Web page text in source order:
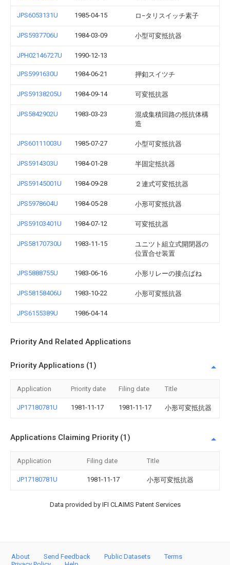
JPS6053131U 1985-04-15 ロ−タリスイッチ素子
JPS5937706U 1984-03-09 小型可変抵抗器
JPH02146727U 1990-12-13
JPS5991630U 1984-06-21 押釦スイツチ
JPS59138205U 1984-09-14 可変抵抗器
JPS5842902U 1983-03-23
混成集積回路の抵抗体構
造
JPS60111003U 1985-07-27 小型可変抵抗器
JPS5914303U 1984-01-28 半固定抵抗器
JPS59145001U 1984-09-28 ２連式可変抵抗器
JPS5978604U 1984-05-28 小形可変抵抗器
JPS59103401U 1984-07-12 可変抵抗器
JPS58170730U 1983-11-15
ユニツト組立式開閉器の
位置合せ装置
JPS5888755U 1983-06-16 小形リレーの接点ばね
JPS58158406U 1983-10-22 小形可変抵抗器
JPS6155389U 1986-04-14
Priority And Related Applications
Priority Applications (1)
Application Priority date Filing date Title
JP17180781U 1981-11-17 1981-11-17 小形可変抵抗器
Applications Claiming Priority (1)
Application Filing date Title
JP17180781U 1981-11-17 小形可変抵抗器
Data provided by IFI CLAIMS Patent Services
About Send Feedback Public Datasets
Terms